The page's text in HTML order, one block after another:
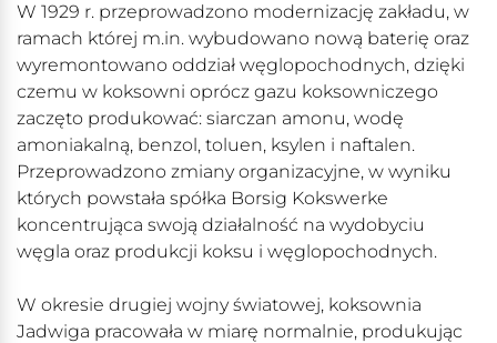
W 1929 r. przeprowadzono modernizację zakładu, w
ramach której m.in. wybudowano nową baterię oraz
wyremontowano oddział węglopochodnych, dzięki
czemu w koksowni oprócz gazu koksowniczego
zaczęto produkować: siarczan amonu, wodę
amoniakalną, benzol, toluen, ksylen i naftalen.
Przeprowadzono zmiany organizacyjne, w wyniku
których powstała spółka Borsig Kokswerke
koncentrująca swoją działalność na wydobyciu
węgla oraz produkcji koksu i węglopochodnych.
W okresie drugiej wojny światowej, koksownia
Jadwiga pracowała w miarę normalnie, produkując